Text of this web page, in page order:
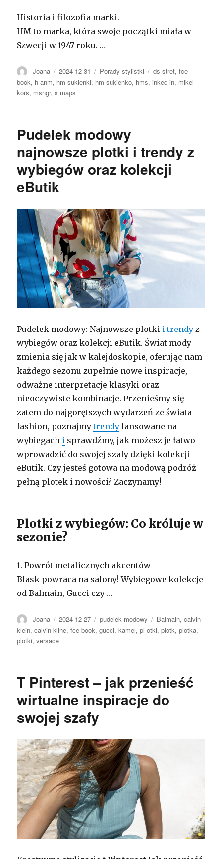
Historia i filozofia marki.
HM to marka, która swoje początki miała w
Szwecji w 1947 roku. …
Autor
Joana Opublikowano
2024-12-31 Kategorie
Porady stylistki Tagi
ds stret,fce
book, h anm, hm sukienki, hm sukienko, hms,inked in, mikel
kors, msngr,s maps
Pudelek modowy
najnowsze plotki i trendy z
wybiegów oraz kolekcji
eButik
Pudelek modowy: Najnowsze plotki i trendy z
wybiegów oraz kolekcji eButik. Świat mody
zmienia się jak w kalejdoskopie, oferując nam
każdego sezonu zupełnie nowe inspiracje,
odważne interpretacje klasyki oraz
nieoczywiste kombinacje. Przenieśmy się
zatem do najgorętszych wydarzeń ze świata
fashion, poznajmytrendy lansowane na
wybiegach i sprawdźmy, jak możesz je łatwo
wprowadzić do swojej szafy dzięki kolekcji
eButik. Czy jesteś gotowa na modową podróż
pełną plotek i nowości? Zaczynamy!
Plotki z wybiegów: Co króluje w
sezonie?
1. Powrót metalicznych akcentów
Blask powraca na salony! Wybiegowe kolekcje
od Balmain, Gucci czy …
Autor
Joana Opublikowano
2024-12-27 Kategorie
pudelek modowy Tagi
Balmain,calvin
klein,calvin kline,fce book,gucci,kamel,pl otki,plotk,plotka,
plotki,versace
T Pinterest – jak przenieść
wirtualne inspiracje do
swojej szafy